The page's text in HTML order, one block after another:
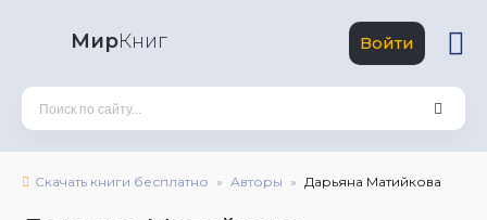
МирКниг Войти
Скачать книги бесплатно Авторы Дарьяна Матийкова